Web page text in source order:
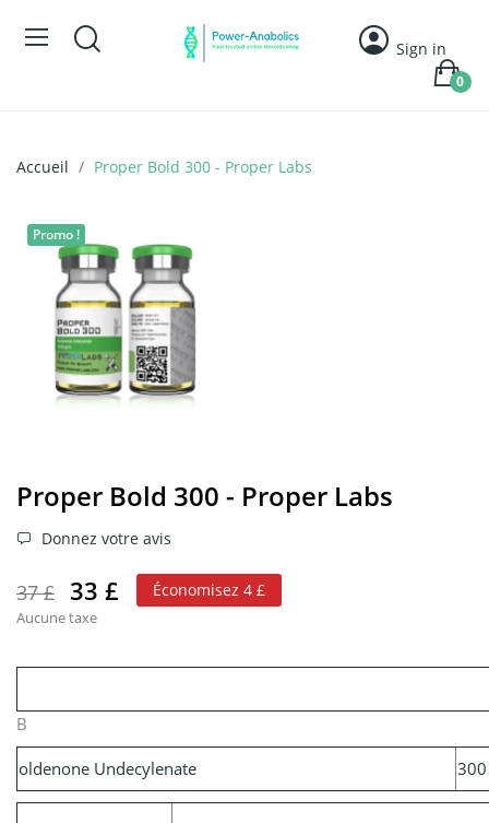
Sign in
0
Accueil Proper Bold 300 - Proper Labs
Promo !
Proper Bold 300 - Proper Labs
Donnez votre avis
37 £ 33 £ Économisez 4 £
Aucune taxe
B
oldenone Undecylenate